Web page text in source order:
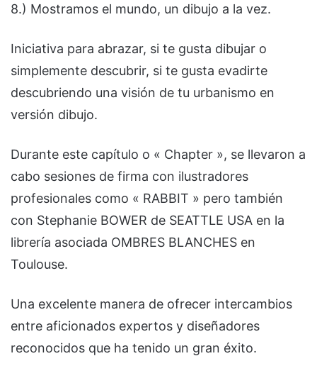
8.) Mostramos el mundo, un dibujo a la vez.
Iniciativa para abrazar, si te gusta dibujar o
simplemente descubrir, si te gusta evadirte
descubriendo una visión de tu urbanismo en
versión dibujo.
Durante este capítulo o « Chapter », se llevaron a
cabo sesiones de firma con ilustradores
profesionales como « RABBIT » pero también
con Stephanie BOWER de SEATTLE USA en la
librería asociada OMBRES BLANCHES en
Toulouse.
Una excelente manera de ofrecer intercambios
entre aficionados expertos y diseñadores
reconocidos que ha tenido un gran éxito.